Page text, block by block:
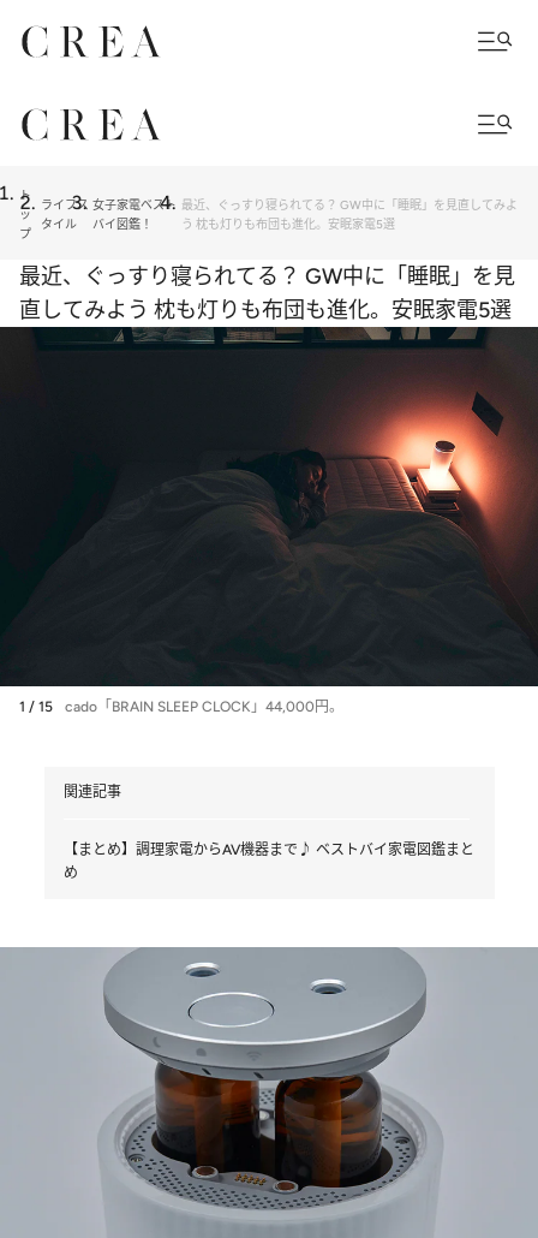
ト
ッ
プ
ライフス
タイル
女子家電ベスト
バイ図鑑！
最近、ぐっすり寝られてる？ GW中に「睡眠」を見直してみよ
う 枕も灯りも布団も進化。安眠家電5選
最近、ぐっすり寝られてる？ GW中に「睡眠」を見
直してみよう 枕も灯りも布団も進化。安眠家電5選
1 / 15 cado「BRAIN SLEEP CLOCK」44,000円。
関連記事
【まとめ】調理家電からAV機器まで♪ ベストバイ家電図鑑まと
め